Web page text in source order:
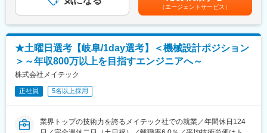
ることもあります。ですが、自分が設計したプログラムで巨大な
ため、技術者として圧倒的なスキルアップと達成感を味わえる環
境です（※土日出勤が発生した場合は、振替休日や代休の取得が可
能です）。
変更の範囲：会社の定める業務
＊豊富な案件数
電気自動車や自動運転技術などの開発激化に伴い、既存の取引先
からのニーズが年々増加中。時代や技術が変わっても長く働ける
よう、最新技術関連の案件も豊富です。
■業務詳細
設計検討、要素開発、詳細設計、治具設計、形状設計、解析業
務、図面作成、関連部署との打ち合わせ、評価検討、見積書作
成、報告書の作成など、
目安の金額であり、選考を通じて上下する可能性があります。月
給(月額)は固定手当を含めた表記です。
（エージェントサービス）
★土曜日選考【岐阜/1day選考】＜機械設計ポジション
＞～年収800万以上を目指すエンジニアへ～
株式会社メイテック
正社員 5名以上採用
業界トップの技術力を誇るメイテック社での就業／年間休日124